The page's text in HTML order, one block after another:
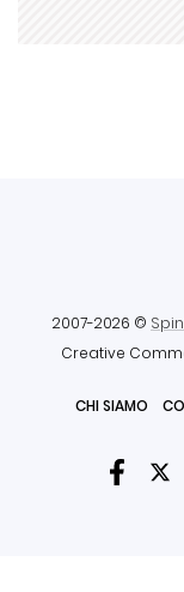
2007-2026 ©
Creative
CHI SIAMO